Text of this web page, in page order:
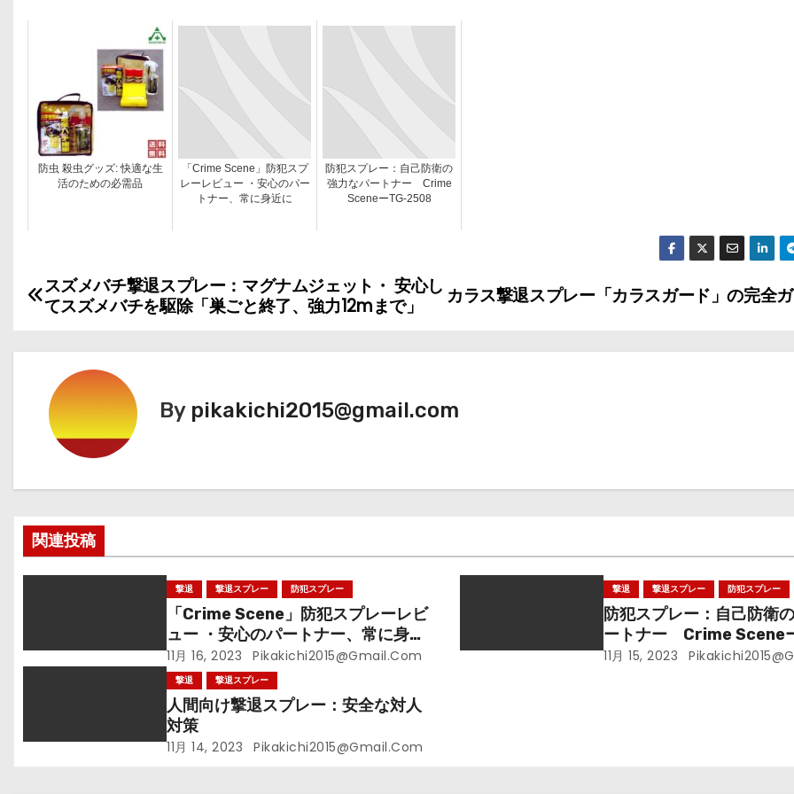
防虫 殺虫グッズ: 快適な生
活のための必需品
「Crime Scene」防犯スプ
レーレビュー ・安心のパー
トナー、常に身近に
防犯スプレー：自己防衛の
強力なパートナー Crime
SceneーTG-2508
投
ビ
ゲ
シ
ョ
カラス撃退スプレー「カラスガード」の完全
スズメバチ撃退スプレー：マグナムジェット・ 安心し
てスズメバチを駆除「巣ごと終了、強力12mまで」
By pikakichi2015@gmail.com
関連投稿
撃退 撃退スプレー 防犯スプレー
「Crime Scene」防犯スプレーレビ
ュー ・安心のパートナー、常に身近
に
11月 16, 2023 Pikakichi2015@gmail.com
撃退 撃退スプレー 防犯スプレー
防犯スプレー：自己防衛
ートナー Crime Scene
2508
11月 15, 2023
撃退 撃退スプレー
人間向け撃退スプレー：安全な対人
対策
11月 14, 2023 Pikakichi2015@gmail.com